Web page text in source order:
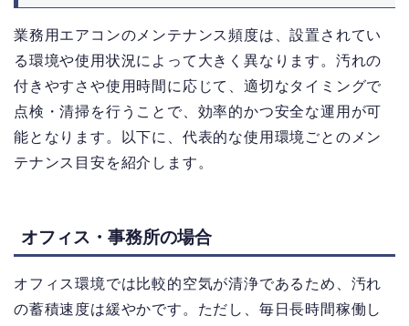
業務用エアコンのメンテナンス頻度は、設置されてい
る環境や使用状況によって大きく異なります。汚れの
付きやすさや使用時間に応じて、適切なタイミングで
点検・清掃を行うことで、効率的かつ安全な運用が可
能となります。以下に、代表的な使用環境ごとのメン
テナンス目安を紹介します。
オフィス・事務所の場合
オフィス環境では比較的空気が清浄であるため、汚れ
の蓄積速度は緩やかです。ただし、毎日長時間稼働し